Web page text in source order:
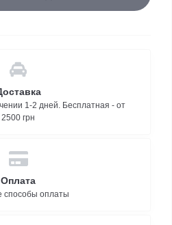
1-2 дней. Бесплатная - от
2500 грн
Оплата
способы оплаты